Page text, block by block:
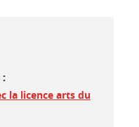
:
la licence arts du